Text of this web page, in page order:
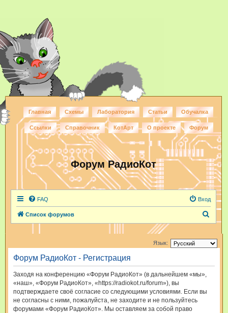
Главная Схемы Лаборатория Статьи Обучалка
Ссылки Справочник КотАрт О проекте Форум
Форум РадиоКот
FAQ Вход
Список форумов
и
Язык:
Форум РадиоКот - Регистрация
Заходя на конференцию «Форум РадиоКот» (в дальнейшем «мы»,
«наш», «Форум РадиоКот», «https://radiokot.ru/forum»), вы
подтверждаете своё согласие со следующими условиями. Если вы
не согласны с ними, пожалуйста, не заходите и не пользуйтесь
форумами «Форум РадиоКот». Мы оставляем за собой право